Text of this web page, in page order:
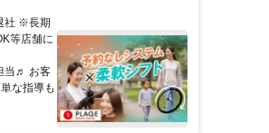
社 ※長期
等店舗に
当♬ お客
な指導も